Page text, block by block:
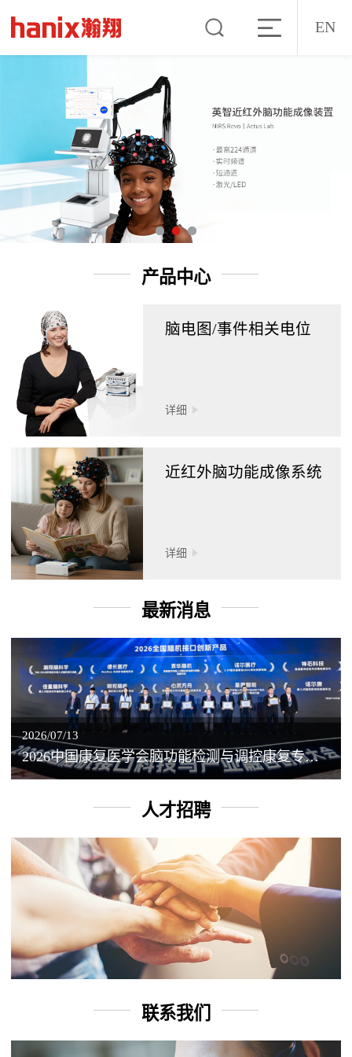
EN
产品中心
脑电图/事件相关电位
详细
近红外脑功能成像系统
详细
最新消息
2026/07/13
2026中国康复医学会脑功能检测与调控康复专业委员会学术年会丨脑客中国：脑机接口——EEG驱动TMS闭环调控工作坊
人才招聘
联系我们